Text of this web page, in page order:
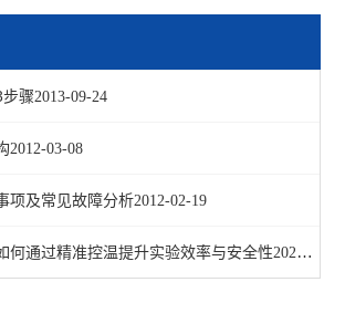
釜
查看全部 >>
骤2013-09-24
2012-03-08
项及常见故障分析2012-02-19
何通过精准控温提升实验效率与安全性2026-01-19